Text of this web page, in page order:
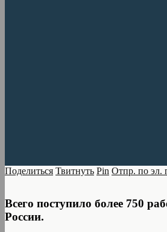
Поделиться Твитнуть Pin Отпр. по эл.
Всего поступило более 750
России.